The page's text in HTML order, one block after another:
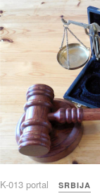
K-013 portal SRBIJA